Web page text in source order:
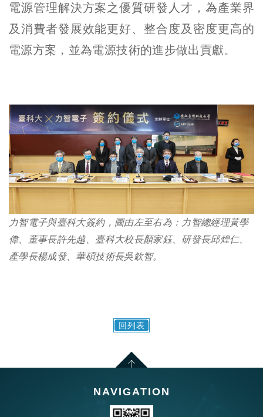
電源管理解決方案之優質研發人才，為產業界
及消費者發展效能更好、整合度及密度更高的
電源方案，並為電源技術的進步做出貢獻。
力智電子與臺科大簽約，圖由左至右為：力智總經理黃學
偉、董事長許先越、臺科大校長顏家鈺、研發長邱煌仁、
產學長楊成發、華碩技術長吳欽智。
回列表
NAVIGATION